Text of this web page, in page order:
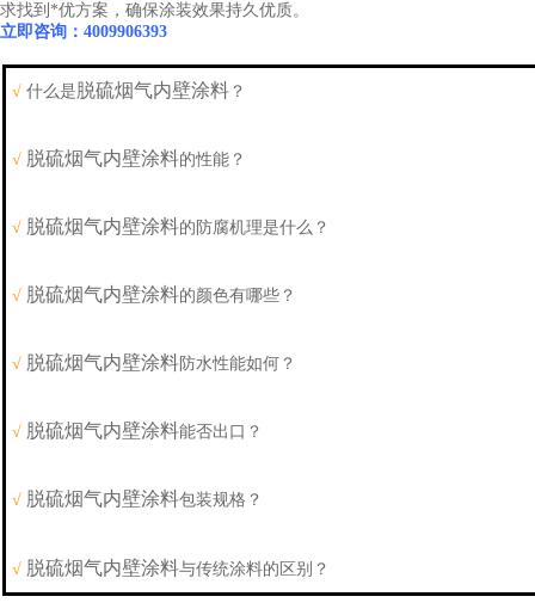
求找到*优方案，确保涂装效果持久优质。
立即咨询：4009906393
√ 什么是 脱硫烟气内壁涂料 ？
√ 脱硫烟气内壁涂料的性能？
√ 脱硫烟气内壁涂料的防腐机理是什么？
√ 脱硫烟气内壁涂料的颜色有哪些？
√ 脱硫烟气内壁涂料防水性能如何？
√ 脱硫烟气内壁涂料能否出口？
√ 脱硫烟气内壁涂料包装规格？
√ 脱硫烟气内壁涂料与传统涂料的区别？